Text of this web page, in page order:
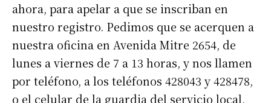
Suscribirme gratis
Dirección de correo electrónico*
Nombre
ahora, para apelar a que se inscriban en
nuestro registro. Pedimos que se acerquen a
nuestra oficina en Avenida Mitre 2654, de
lunes a viernes de 7 a 13 horas, y nos llamen
por teléfono, a los teléfonos 428043 y 428478,
o el celular de la guardia del servicio local,